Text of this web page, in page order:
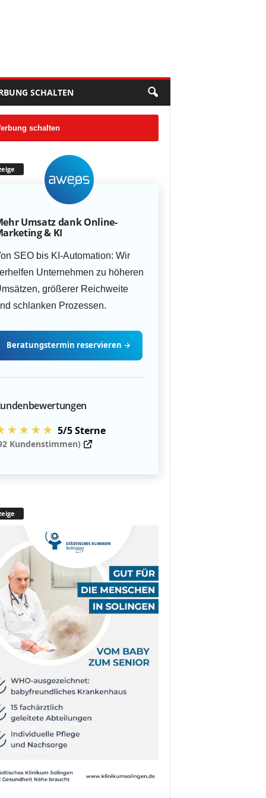
SCHALTEN
schalten
Umsatz dank Online-
& KI
SEO bis KI-Automation: Wir
Unternehmen zu höheren
größerer Reichweite
schlanken Prozessen.
Beratungstermin reservieren →
5/5 Sterne
Kundenstimmen)